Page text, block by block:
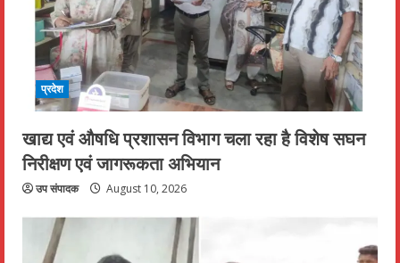
प्रदेश
खाद्य एवं औषधि प्रशासन विभाग चला रहा है विशेष सघन
निरीक्षण एवं जागरूकता अभियान
उप संपादक August 10, 2026